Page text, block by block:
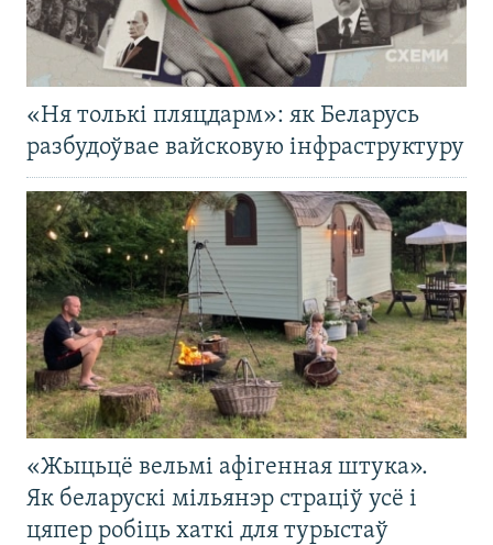
«Ня толькі пляцдарм»: як Беларусь
разбудоўвае вайсковую інфраструктуру
«Жыцьцё вельмі афігенная штука».
Як беларускі мільянэр страціў усё і
цяпер робіць хаткі для турыстаў